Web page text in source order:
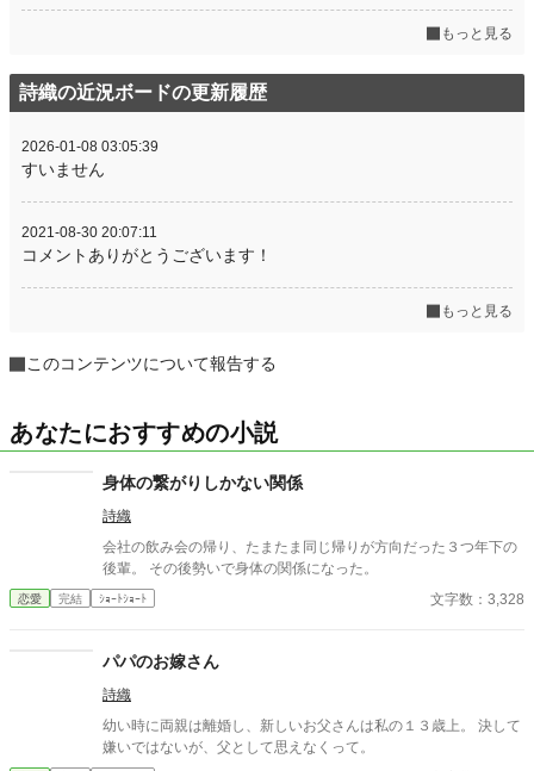
もっと見る
詩織の近況ボードの更新履歴
2026-01-08 03:05:39
すいません
2021-08-30 20:07:11
コメントありがとうございます！
もっと見る
このコンテンツについて報告する
あなたにおすすめの小説
身体の繋がりしかない関係
詩織
会社の飲み会の帰り、たまたま同じ帰りが方向だった３つ年下の
後輩。 その後勢いで身体の関係になった。
恋愛 完結 ｼｮｰﾄｼｮｰﾄ 文字数：3,328
パパのお嫁さん
詩織
幼い時に両親は離婚し、新しいお父さんは私の１３歳上。 決して
嫌いではないが、父として思えなくって。